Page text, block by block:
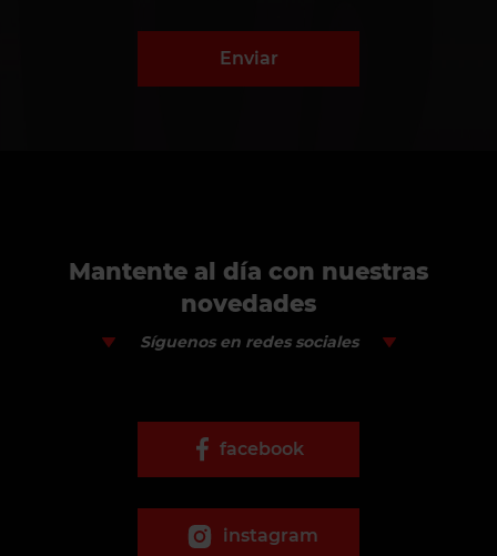
Enviar
Mantente al día con nuestras
novedades
Síguenos en redes sociales
facebook
instagram